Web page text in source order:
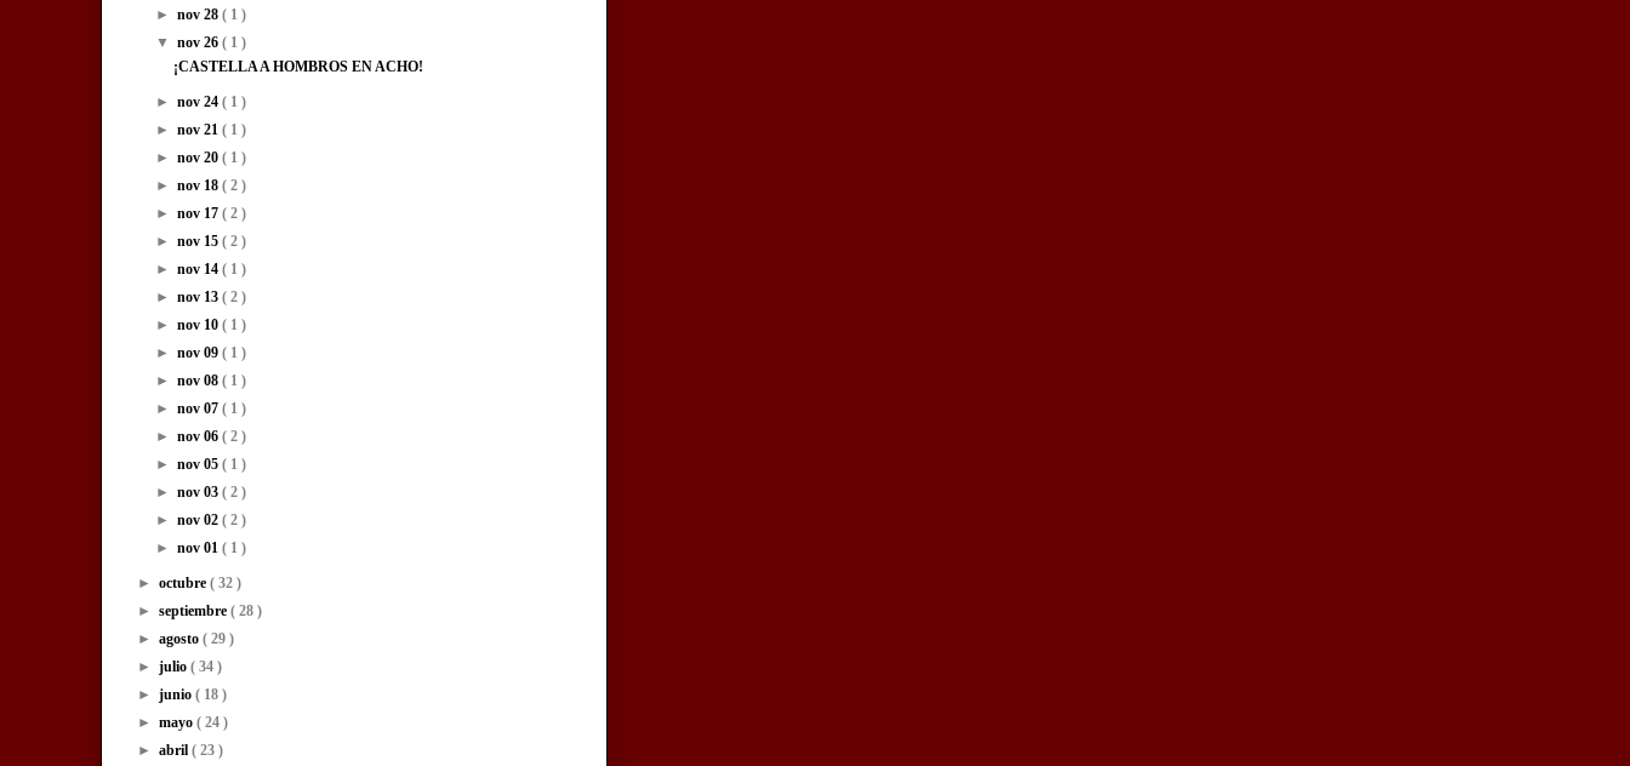
► nov 28 ( 1 )
▼ nov 26 ( 1 )
¡CASTELLA A HOMBROS EN ACHO!
► nov 24 ( 1 )
► nov 21 ( 1 )
► nov 20 ( 1 )
► nov 18 ( 2 )
► nov 17 ( 2 )
► nov 15 ( 2 )
► nov 14 ( 1 )
► nov 13 ( 2 )
► nov 10 ( 1 )
► nov 09 ( 1 )
► nov 08 ( 1 )
► nov 07 ( 1 )
► nov 06 ( 2 )
► nov 05 ( 1 )
► nov 03 ( 2 )
► nov 02 ( 2 )
► nov 01 ( 1 )
►octubre( 32 )
►septiembre( 28 )
►agosto( 29 )
►julio( 34 )
►junio( 18 )
►mayo( 24 )
►abril( 23 )